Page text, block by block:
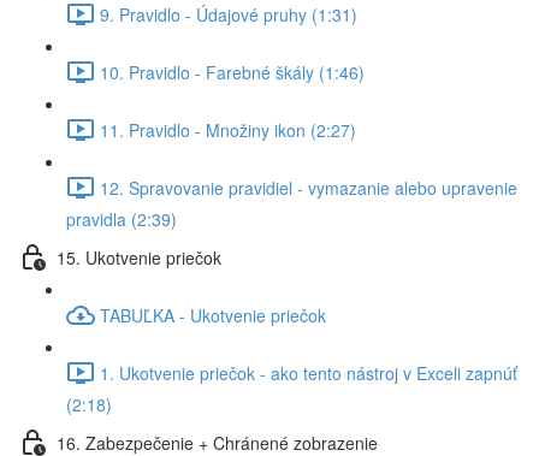
9. Pravidlo - Údajové pruhy (1:31)
10. Pravidlo - Farebné škály (1:46)
11. Pravidlo - Množiny ikon (2:27)
12. Spravovanie pravidiel - vymazanie alebo upravenie
pravidla (2:39)
15. Ukotvenie priečok
TABUĽKA - Ukotvenie priečok
1. Ukotvenie priečok - ako tento nástroj v Exceli zapnúť
(2:18)
16. Zabezpečenie + Chránené zobrazenie